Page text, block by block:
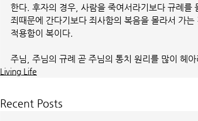
한다. 후자의 경우, 사람을 죽여서라기보다 규례를
죄때문에 간다기보다 죄사함의 복음을 몰라서 가
적용함이 복이다.
주님, 주님의 규례 곧 주님의 통치 원리를 많이 헤
Living Life
Recent Posts